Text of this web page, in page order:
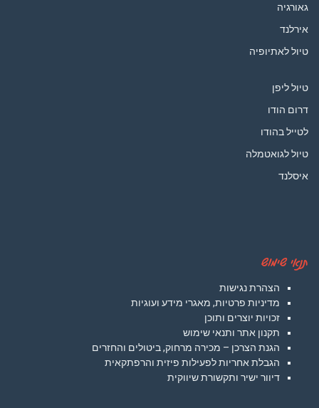
גאורגיה
אירלנד
טיול לאתיופיה
טיול ליפן
דרום הודו
לטייל בהודו
טיול לגואטמלה
איסלנד
תנאי שימוש
הצהרת נגישות
מדיניות פרטיות, מאגרי מידע ועוגיות
זכויות יוצרים ותוכן
תקנון אתר ותנאי שימוש
הגנת הצרכן – מכירה מרחוק, ביטולים והחזרים
הגבלת אחריות לפעילות פיזית והרפתקאית
דיוור ישיר ותקשורת שיווקית